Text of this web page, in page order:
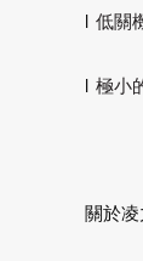
l 低關
l 極小
關於